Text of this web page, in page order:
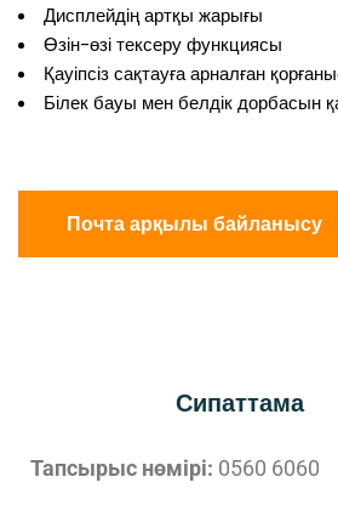
Дисплейдің артқы жарығы
Өзін-өзі тексеру функциясы
Қауіпсіз сақтауға арналған
Білек бауы мен белдік дорбасын
Почта арқылы байланысу
Сипаттама
Тапсырыс нөмірі: 0560 6060